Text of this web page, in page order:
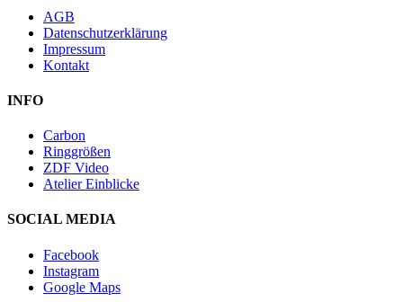
AGB
Datenschutzerklärung
Impressum
Kontakt
INFO
Carbon
Ringgrößen
ZDF Video
Atelier Einblicke
SOCIAL MEDIA
Facebook
Instagram
Google Maps